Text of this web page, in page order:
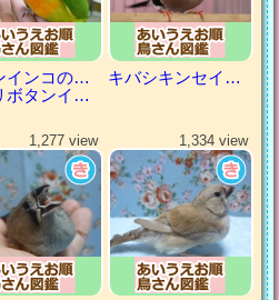
ボタンインコの仲間
キエリボタンインコ
キバシキンセイチョウ
1,277 view 1,334 view